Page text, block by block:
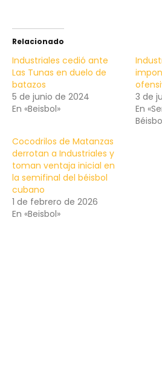
Relacionado
Industriales cedió ante
Las Tunas en duelo de
batazos
5 de junio de 2024
En «Beisbol»
3 de
En
Cocodrilos de Matanzas
derrotan a Industriales y
toman ventaja inicial en
la semifinal del béisbol
cubano
1 de febrero de 2026
En «Beisbol»